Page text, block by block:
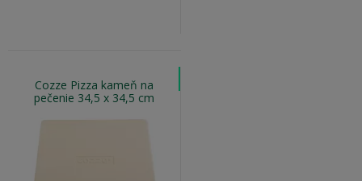
Cozze Pizza kameň na
pečenie 34,5 x 34,5 cm